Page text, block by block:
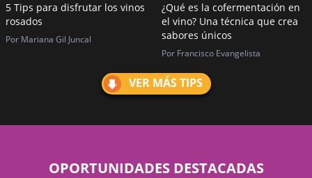
5 Tips para disfrutar los vinos
rosados
Por Mariana Gil Juncal
¿Qué es la cofermentación en
el vino? Una técnica que crea
sabores únicos
Por Francisco Evangelista
VER MÁS TIPS
OPORTUNIDADES DESTACADAS